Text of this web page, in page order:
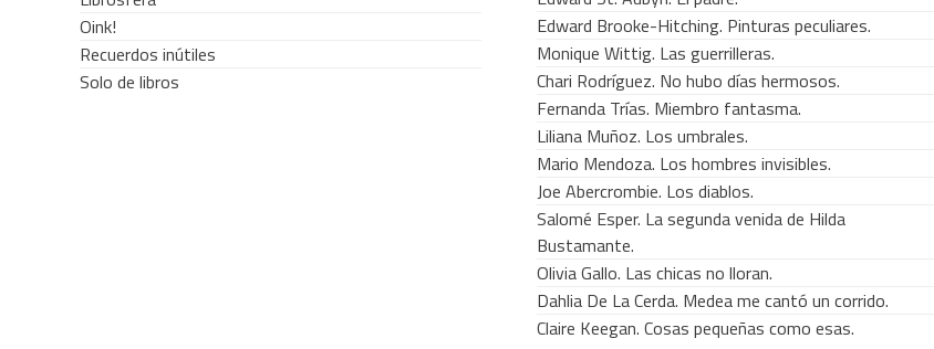
Oink!
Recuerdos inútiles
Solo de libros
Edward Brooke-Hitching. Pinturas peculiares.
Monique Wittig. Las guerrilleras.
Chari Rodríguez. No hubo días hermosos.
Fernanda Trías. Miembro fantasma.
Liliana Muñoz. Los umbrales.
Mario Mendoza. Los hombres invisibles.
Joe Abercrombie. Los diablos.
Salomé Esper. La segunda venida de Hilda
Bustamante.
Olivia Gallo. Las chicas no lloran.
Dahlia De La Cerda. Medea me cantó un corrido.
Claire Keegan. Cosas pequeñas como esas.